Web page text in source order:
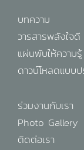
บทความ
วารสารพลังใจดี
แผ่นพับให้ความรู้
ดาวน์โหลดแบบป
ร่วมงานกับเรา
Photo Gallery
ติดต่อเรา